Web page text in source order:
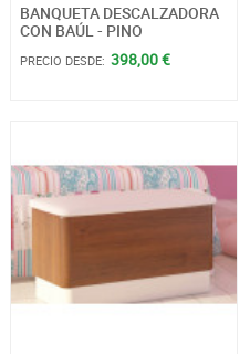
BANQUETA DESCALZADORA
CON BAÚL - PINO
PRECIO DESDE: 398,00 €